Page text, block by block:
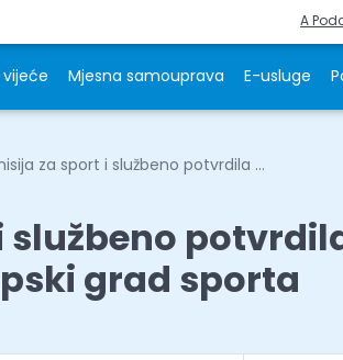
A
Mjesna samouprava E-usluge
za sport i službeno potvrdila ...
službeno
grad sporta